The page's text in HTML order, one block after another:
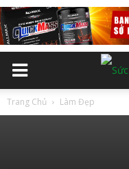
Trang Chủ Làm Đẹp